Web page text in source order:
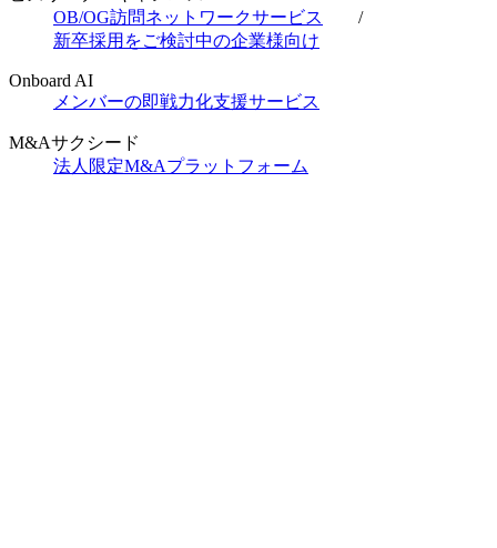
OB/OG訪問ネットワークサービス
/
新卒採用をご検討中の企業様向け
Onboard AI
メンバーの即戦力化支援サービス
M&Aサクシード
法人限定M&Aプラットフォーム